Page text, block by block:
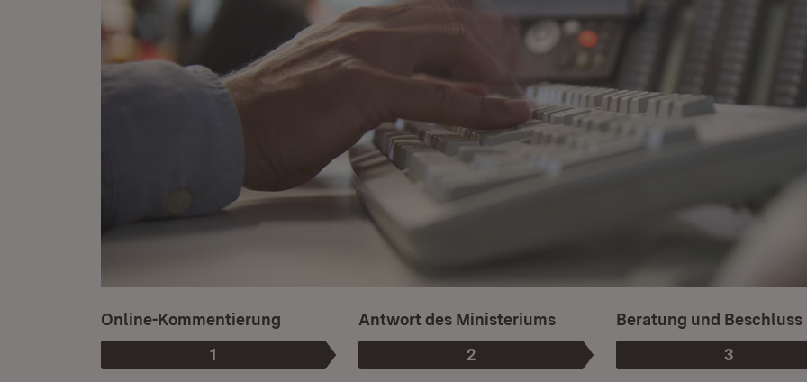
Phase
1
:
Online-Kommentierung
Phase
2
:
Antwort des Ministeriums
Phase
3
:
Beratung und Beschluss